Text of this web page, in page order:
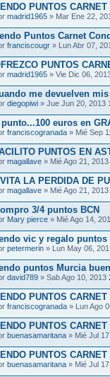
PUNTOS
madrid1965 » Mar Ene 22,
Puntos Carnet
franciscougr » Lun Abr 07,
PUNTOS
madrid1965 » Vie Dic 06,
me devuelven
diegopiwi » Jue Jun 20, 2013
punto...100 euros en
franciscogranada » Mié Sep
PUNTOS EN
magallave » Mié Ago 21,
LA PERDIDA DE
magallave » Mié Ago 21,
3/4 puntos BCN
Mary pierce » Mié Ago 14,
vic y regalo puntos
petermerin » Lun May 06,
puntos Murcia
david789 » Sab Ago 10, 2013
PUNTOS
franciscogranada » Lun Ago
PUNTOS
buenasamaritana » Mié Jul
PUNTOS
buenasamaritana » Mié Jul